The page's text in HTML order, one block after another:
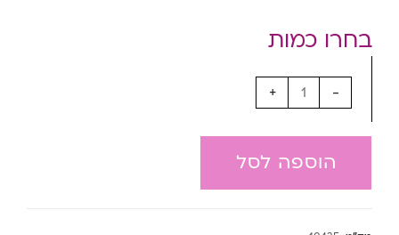
-
+
הוספה לסל